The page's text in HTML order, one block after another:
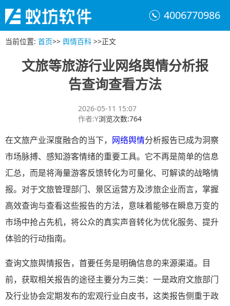
4006770986
当前位置: 首页>> 舆情百科 >>正文
文旅等旅游行业网络舆情分析报
告查询查看方法
2026-05-11 15:07
作者:Y浏览次数:764
在文旅产业深度融合的当下， 网络舆情分析报告已成为洞察
市场脉搏、感知游客情绪的重要工具。它不再是简单的信息
汇总，而是将海量游客反馈转化为可量化、可解读的战略情
报。对于文旅管理部门、景区运营方及涉旅企业而言，掌握
高效查询与查看这些报告的方法，意味着能够在瞬息万变的
市场中抢占先机，将公众的真实声音转化为优化服务、提升
体验的行动指南。
查询文旅舆情报告，首要任务是明确信息的来源渠道。目
前，获取相关报告的途径主要分为三类：一是政府文旅部门
及行业协会定期发布的宏观行业白皮书，这类报告侧重于政